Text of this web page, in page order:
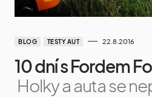
BLOG TESTY AUT 22.8.2016
10 dní s Fordem
Holky a auta se